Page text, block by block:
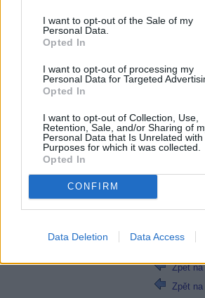
I want to opt-out of the Sale of my
Personal Data.
Opted In
I want to opt-out of processing my
Personal Data for Targeted
Opted In
I want to opt-out of Collection, Use,
Retention, Sale, and/or Sharing of
Personal Data that Is Unrelated
Purposes for which it was collected.
Opted In
CONFIRM
Data Deletion Data Access
a TMO jim
a pošlou
Stránka:1 2
229
Zpět na
Zpět